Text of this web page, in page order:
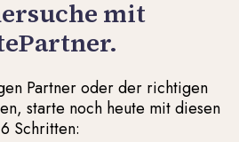
mit
Partner oder der richtigen
starte noch heute mit diesen
6 Schritten: